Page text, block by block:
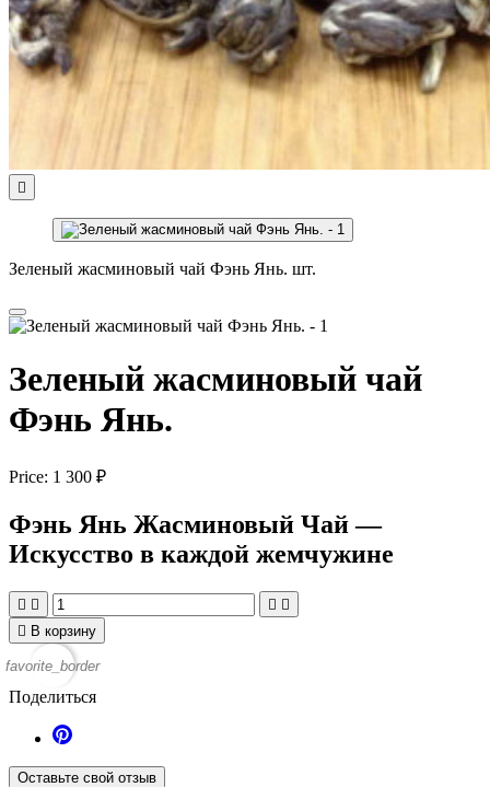

Зеленый жасминовый чай Фэнь Янь. шт.
Зеленый жасминовый чай
Фэнь Янь.
Price: 1 300 ₽
Фэнь Янь Жасминовый Чай —
Искусство в каждой жемчужине
   
 В корзину
favorite_border
Поделиться
Оставьте свой отзыв